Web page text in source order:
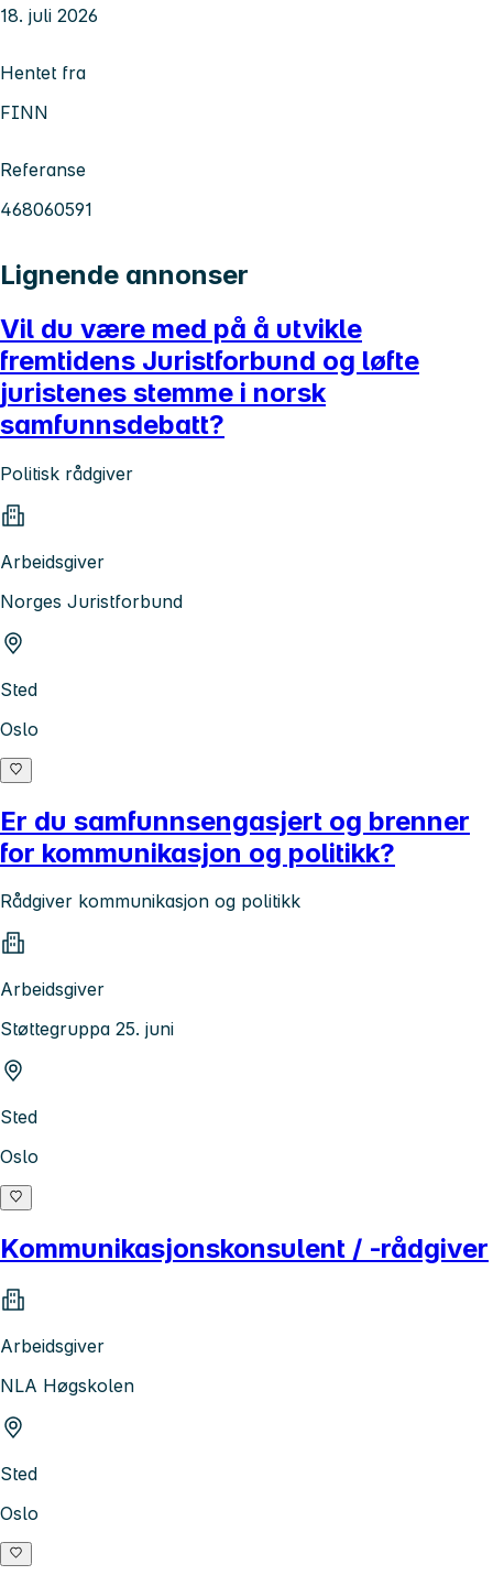
18. juli 2026
Hentet fra
FINN
Referanse
468060591
Lignende annonser
Vil du være med på å utvikle
fremtidens Juristforbund og løfte
juristenes stemme i norsk
samfunnsdebatt?
Politisk rådgiver
Arbeidsgiver
Norges Juristforbund
Sted
Oslo
Er du samfunnsengasjert og brenner
for kommunikasjon og politikk?
Rådgiver kommunikasjon og politikk
Arbeidsgiver
Støttegruppa 25. juni
Sted
Oslo
Kommunikasjonskonsulent / ‑rådgiver
Arbeidsgiver
NLA Høgskolen
Sted
Oslo